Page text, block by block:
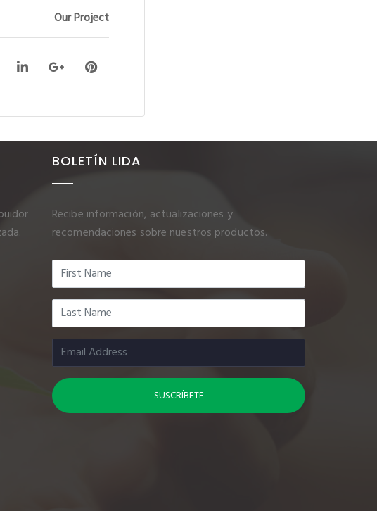
Our Project
BOLETÍN LIDA
Recibe información, actualizaciones y
recomendaciones sobre nuestros productos.